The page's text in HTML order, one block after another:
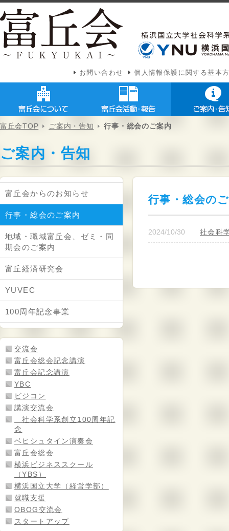
お問い合わせ 個人情報保護に関する基本
富丘会TOP ご案内・告知 行事・総会のご案内
ご案内・告知
富丘会からのお知らせ
行事・総会のご案内
地域・職域富丘会、ゼミ・同
期会のご案内
富丘経済研究会
YUVEC
100周年記念事業
交流会
富丘会総会記念講演
富丘会記念講演
YBC
ビジコン
講演交流会
社会科学系創立100周年記
念
ベヒシュタイン演奏会
富丘会総会
横浜ビジネススクール
（YBS）
横浜国立大学（経営学部）
就職支援
OBOG交流会
スタートアップ
行事・総会の
2024/10/30 社会科